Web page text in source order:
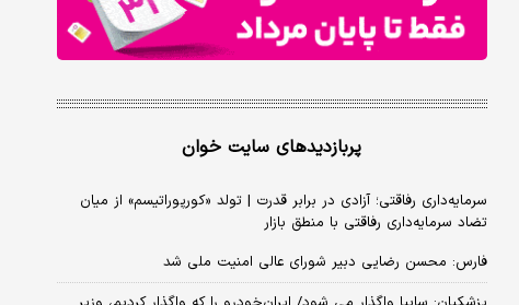
پربازدیدهای سایت خوان
سرمایه‌داری رفاقتی؛ آزادی در برابر قدرت | تولد «کورپوراتیسم» از میان
تضاد سرمایه‌داری رفاقتی با منطق بازار
فارس: محسن رضایی دبیر شورای عالی امنیت ملی شد